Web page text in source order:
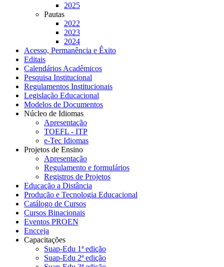
2025
Pautas
2022
2023
2024
Acesso, Permanência e Êxito
Editais
Calendários Acadêmicos
Pesquisa Institucional
Regulamentos Institucionais
Legislação Educacional
Modelos de Documentos
Núcleo de Idiomas
Apresentação
TOEFL - ITP
e-Tec Idiomas
Projetos de Ensino
Apresentação
Regulamento e formulários
Registros de Projetos
Educação a Distância
Produção e Tecnologia Educacional
Catálogo de Cursos
Cursos Binacionais
Eventos PROEN
Encceja
Capacitações
Suap-Edu 1ª edição
Suap-Edu 2ª edição